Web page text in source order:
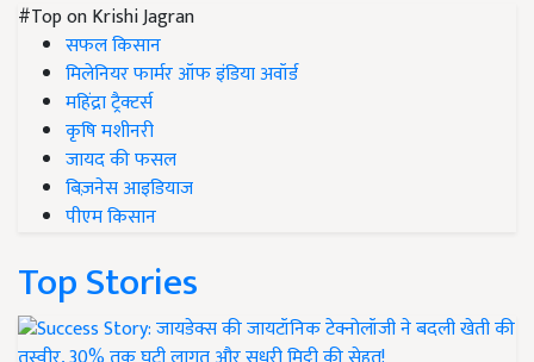
#Top on Krishi Jagran
सफल किसान
मिलेनियर फार्मर ऑफ इंडिया अवॉर्ड
महिंद्रा ट्रैक्टर्स
कृषि मशीनरी
जायद की फसल
बिज़नेस आइडियाज
पीएम किसान
Top Stories